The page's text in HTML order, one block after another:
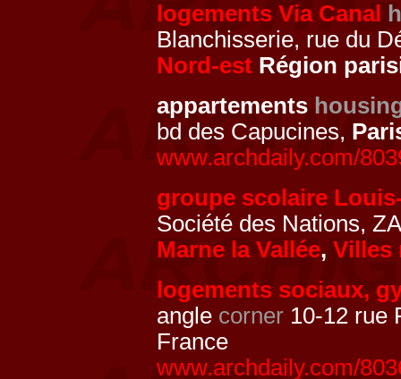
logements Via Canal
Blanchisserie, rue du
Nord-est Région
appartements
bd des Capucines,
www.archdaily.com/
groupe scolaire
Société des Nations,
Marne la Vallée, Villes
logements sociaux,
angle corner 10-12 rue
France
www.archdaily.com/